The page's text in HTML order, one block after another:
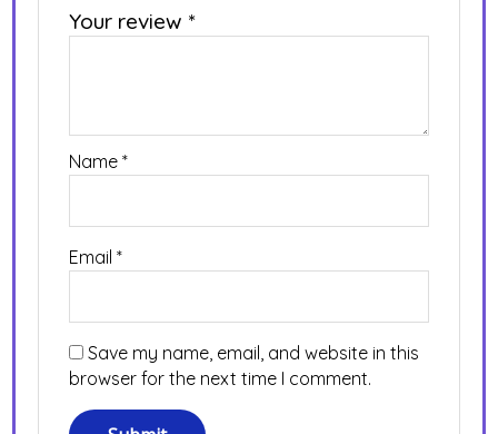
Your review *
Name *
Email *
Save my name, email, and website in this
browser for the next time I comment.